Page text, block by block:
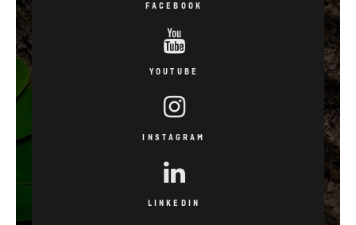
FACEBOOK
YOUTUBE
INSTAGRAM
LINKEDIN